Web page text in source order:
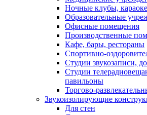
Ночные клубы,
Образовательные
Офисные помещения
Производственные
Кафе, бары, рестораны
Спортивно-
Студии звукозаписи,
Студии
павильоны
Торгово-
Звукоизолирующие
Для стен